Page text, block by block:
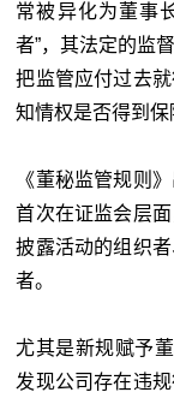
常被异化为董事
者”，其法定的监
把监管应付过去
知情权是否得到保
《董秘监管规则
首次在证监会层
披露活动的组织
者。
尤其是新规赋予
发现公司存在违